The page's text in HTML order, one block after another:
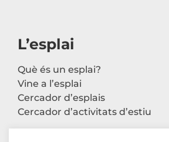
L’esplai
Què és un esplai?
Vine a l’esplai
Cercador d’esplais
Cercador d’activitats d’estiu